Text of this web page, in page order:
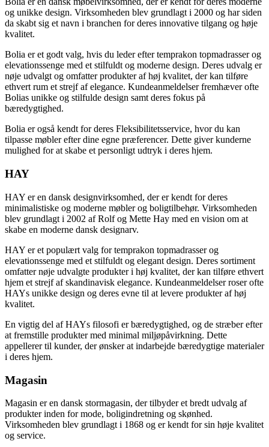
og unikke design. Virksomheden blev grundlagt i 2000 og har siden
da skabt sig et navn i branchen for deres innovative tilgang og høje
kvalitet.
Bolia er et godt valg, hvis du leder efter temprakon topmadrasser og
elevationssenge med et stilfuldt og moderne design. Deres udvalg er
nøje udvalgt og omfatter produkter af høj kvalitet, der kan tilføre
ethvert rum et strejf af elegance. Kundeanmeldelser fremhæver ofte
Bolias unikke og stilfulde design samt deres fokus på
bæredygtighed.
Bolia er også kendt for deres Fleksibilitetsservice, hvor du kan
tilpasse møbler efter dine egne præferencer. Dette giver kunderne
mulighed for at skabe et personligt udtryk i deres hjem.
HAY
HAY er en dansk designvirksomhed, der er kendt for deres
minimalistiske og moderne møbler og boligtilbehør. Virksomheden
blev grundlagt i 2002 af Rolf og Mette Hay med en vision om at
skabe en moderne dansk designarv.
HAY er et populært valg for temprakon topmadrasser og
elevationssenge med et stilfuldt og elegant design. Deres sortiment
omfatter nøje udvalgte produkter i høj kvalitet, der kan tilføre ethvert
hjem et strejf af skandinavisk elegance. Kundeanmeldelser roser ofte
HAYs unikke design og deres evne til at levere produkter af høj
kvalitet.
En vigtig del af HAYs filosofi er bæredygtighed, og de stræber efter
at fremstille produkter med minimal miljøpåvirkning. Dette
appellerer til kunder, der ønsker at indarbejde bæredygtige materialer
i deres hjem.
Magasin
Magasin er en dansk stormagasin, der tilbyder et bredt udvalg af
produkter inden for mode, boligindretning og skønhed.
Virksomheden blev grundlagt i 1868 og er kendt for sin høje kvalitet
og service.